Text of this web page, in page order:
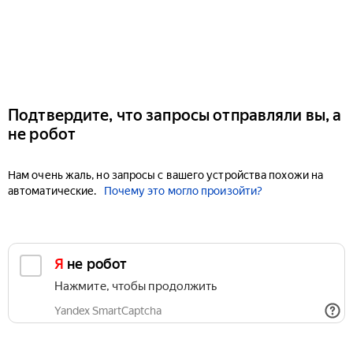
Подтвердите, что запросы отправляли вы, а
не робот
Нам очень жаль, но запросы с вашего устройства похожи на
автоматические.
Почему это могло произойти?
Я не робот
Нажмите, чтобы продолжить
Yandex SmartCaptcha